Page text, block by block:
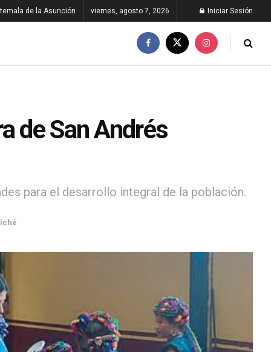
de la Asunción viernes, agosto 7, 2026 Iniciar Sesión
de San Andrés
para el desarrollo integral de la población.